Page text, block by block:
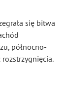
się bitwa
północno-